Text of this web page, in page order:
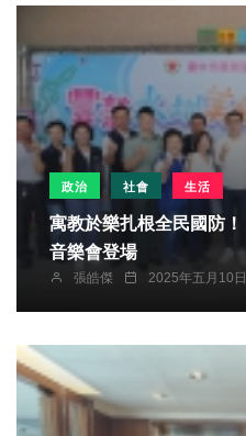
政治 社會 生活
寓教於樂扎根全民國防！ 台中豐原豐榮里美食饗宴
音樂會登場
張皓傑 2025年五月10日